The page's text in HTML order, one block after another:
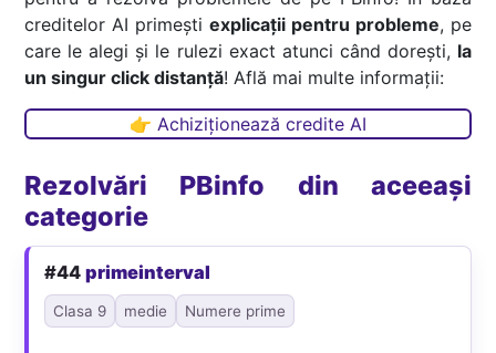
creditelor AI primești explicații pentru probleme, pe
care le alegi și le rulezi exact atunci când dorești, la
un singur click distanță! Află mai multe informații:
👉 Achiziționează credite AI
Rezolvări PBinfo din aceeași
categorie
#44primeinterval
Clasa 9 medie Numere prime